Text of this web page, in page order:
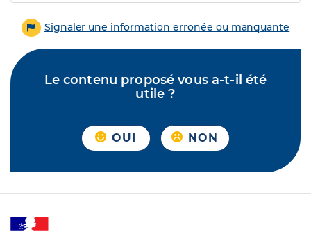
Signaler une information erronée ou manquante
Le contenu proposé vous a-t-il été
utile ?
OUI NON